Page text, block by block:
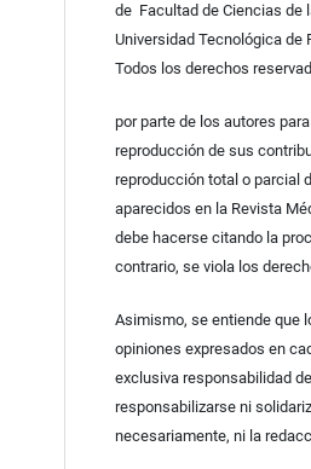
de Facultad de Ciencias de
Universidad Tecnológica de
Todos los derechos
por parte de los autores
reproducción de sus
reproducción total o parcial
aparecidos en la Revista
debe hacerse citando la
contrario, se viola los
Asimismo, se entiende que
opiniones expresados en
exclusiva responsabilidad
responsabilizarse ni
necesariamente, ni la